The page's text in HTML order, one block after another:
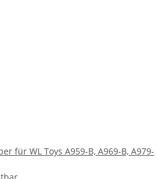
für WL Toys A959-B, A969-B, A979-